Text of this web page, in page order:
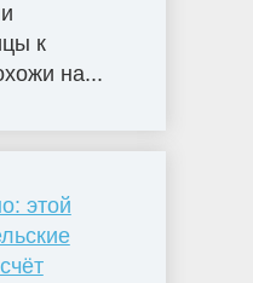
к
на...
этой